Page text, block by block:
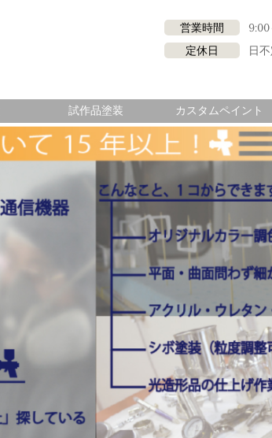
営業時間
9:00
定休日
日
試作品塗装 カスタムペイント